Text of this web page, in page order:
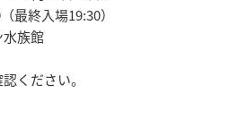
最終入場19:30）
族館
ください。